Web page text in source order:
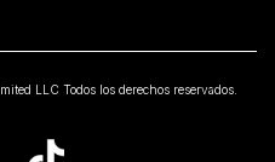
LLC Todos los derechos reservados.